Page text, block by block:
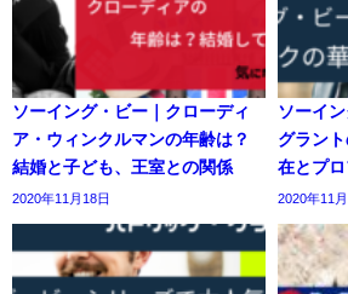
ソーイング・ビー｜クローディ
ア・ウィンクルマンの年齢は？
結婚と子ども、王室との関係
2020年11月18日
ソーイ
グラン
在とプ
2020年11